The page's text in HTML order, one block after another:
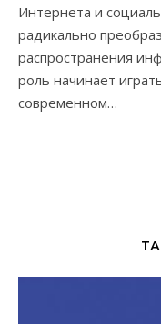
Интернета и
радикально
распространения
роль начинает
современном…